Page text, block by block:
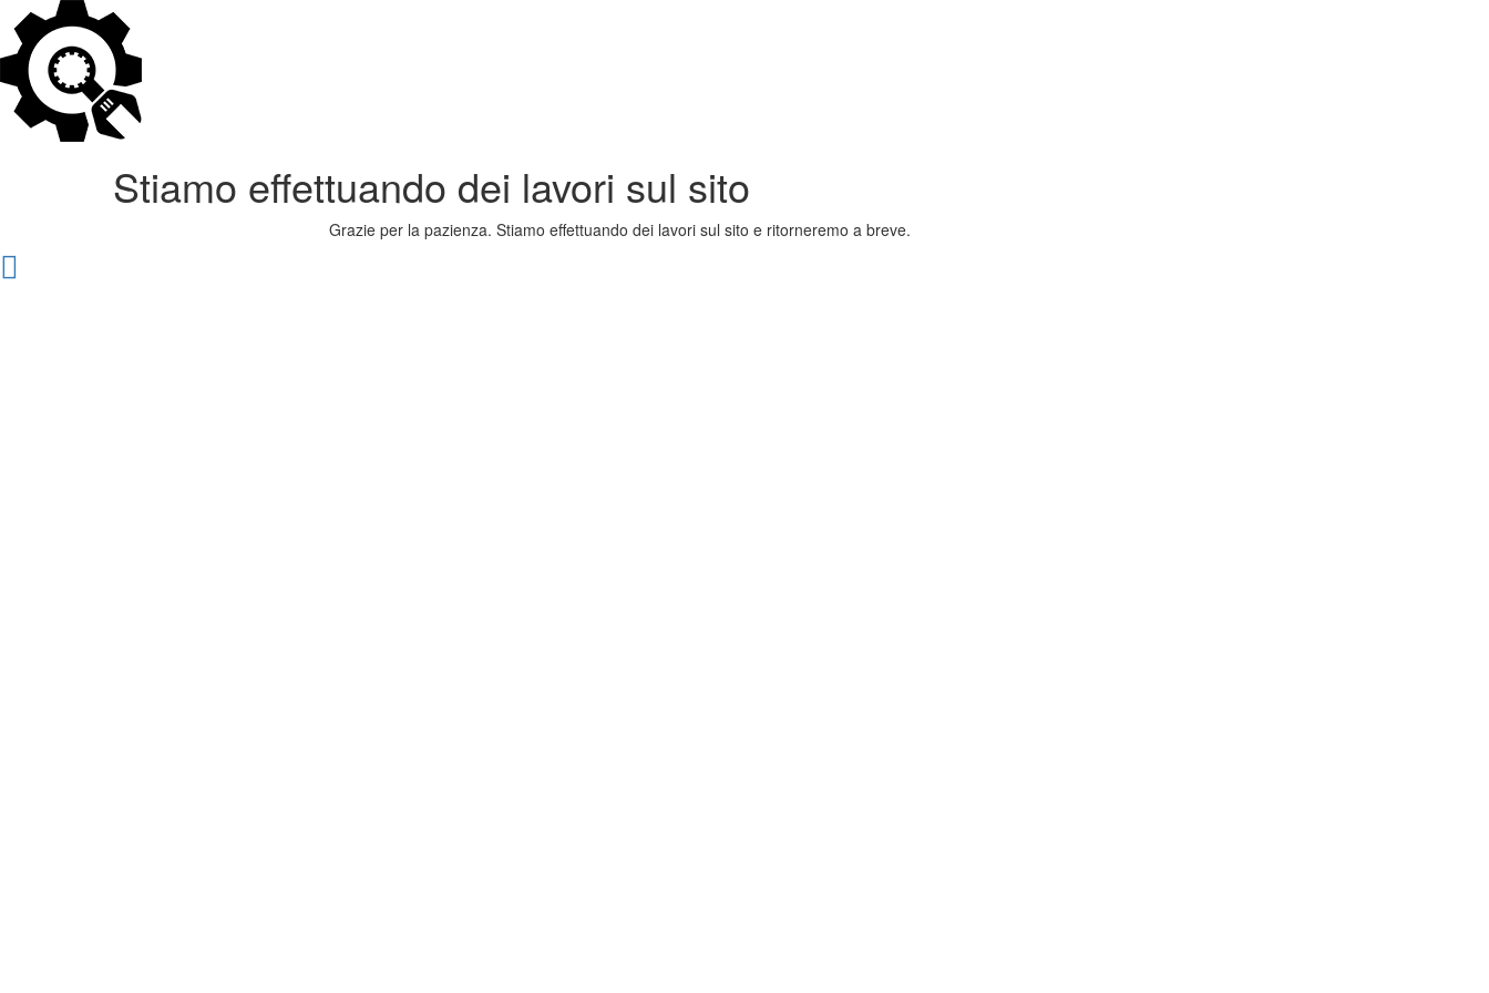
Stiamo effettuando dei lavori sul sito
Grazie per la pazienza. Stiamo effettuando dei lavori sul sito e ritorneremo a breve.